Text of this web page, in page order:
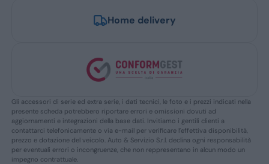
Home delivery
Gli accessori di serie ed extra serie, i dati tecnici, le foto e i prezzi indicati nella
presente scheda potrebbero riportare errori e omissioni dovuti ad
aggiornamenti e integrazioni della base dati. Invitiamo i gentili clienti a
contattarci telefonicamente o via e-mail per verificare l’effettiva disponibilità,
prezzo e dotazione del veicolo. Auto & Servizio S.r.l. declina ogni responsabilità
per eventuali errori o incongruenze, che non reppresentano in alcun modo un
impegno contrattuale.